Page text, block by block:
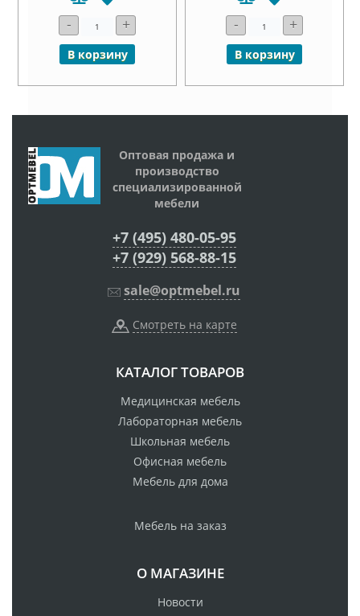
- +
В корзину
- +
В корзину
Оптовая продажа и
производство
специализированной
мебели
+7 (495) 480-05-95
+7 (929) 568-88-15
sale@optmebel.ru
Смотреть на карте
КАТАЛОГ ТОВАРОВ
Медицинская мебель
Лабораторная мебель
Школьная мебель
Офисная мебель
Мебель для дома
Мебель на заказ
О МАГАЗИНЕ
Новости